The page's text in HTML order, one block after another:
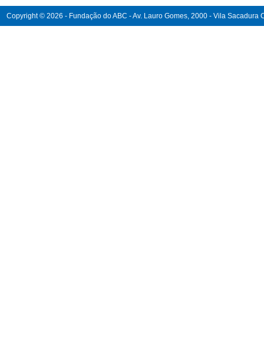
Copyright © 2026 - Fundação do ABC - Av. Lauro Gomes, 2000 - Vila